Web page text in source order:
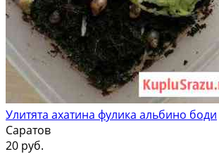
Улитята ахатина фулика альбино боди
Саратов
20 руб.